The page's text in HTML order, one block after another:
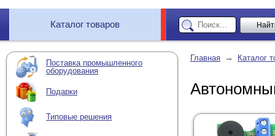
Каталог товаров
Поставка промышленного
оборудования
Подарки
Типовые решения
Главная → Каталог